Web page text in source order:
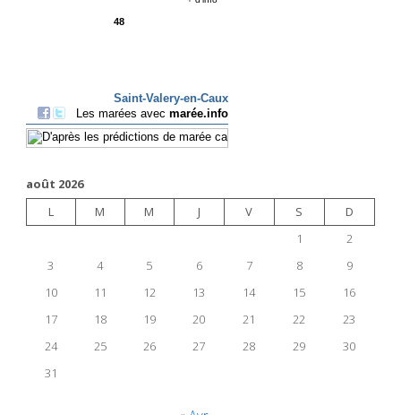
août 2026
L
M M J V S
D
1
2
3
4 5 6 7 8
9
10
11 12 13 14 15
16
17
18 19 20 21 22
23
24
25 26 27 28 29
30
31